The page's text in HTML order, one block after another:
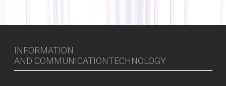
INFORMATION
AND COMMUNICATIONTECHNOLOGY